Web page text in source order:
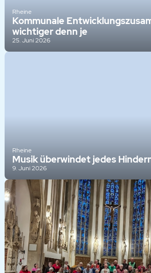
Rheine
Kommunale
wichtiger denn je
25. Juni 2026
Rheine
Musik überwindet jedes
9. Juni 2026